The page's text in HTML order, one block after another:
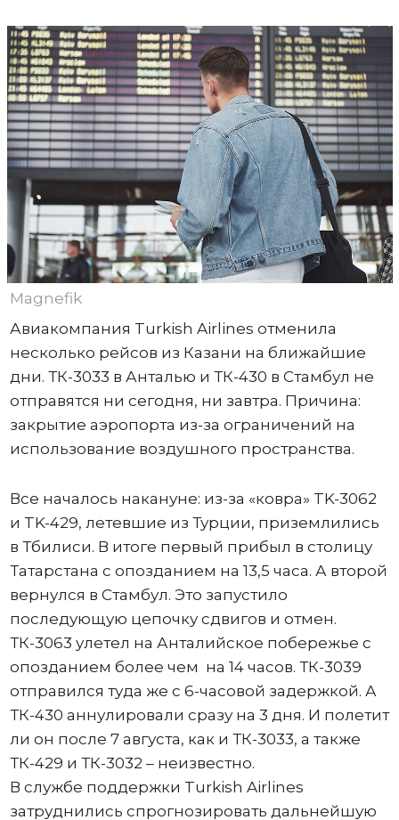
Magnefik
Авиакомпания Turkish Airlines отменила
несколько рейсов из Казани на ближайшие
дни. ТК-3033 в Анталью и ТК-430 в Стамбул не
отправятся ни сегодня, ни завтра. Причина:
закрытие аэропорта из-за ограничений на
использование воздушного пространства.
Все началось накануне: из-за «ковра» TK-3062
и TK-429, летевшие из Турции, приземлились
в Тбилиси. В итоге первый прибыл в столицу
Татарстана с опозданием на 13,5 часа. А второй
вернулся в Стамбул. Это запустило
последующую цепочку сдвигов и отмен.
ТК-3063 улетел на Анталийское побережье с
опозданием более чем на 14 часов. ТК-3039
отправился туда же с 6-часовой задержкой. А
ТК-430 аннулировали сразу на 3 дня. И полетит
ли он после 7 августа, как и ТК-3033, а также
ТК-429 и ТК-3032 – неизвестно.
В службе поддержки Turkish Airlines
затруднились спрогнозировать дальнейшую